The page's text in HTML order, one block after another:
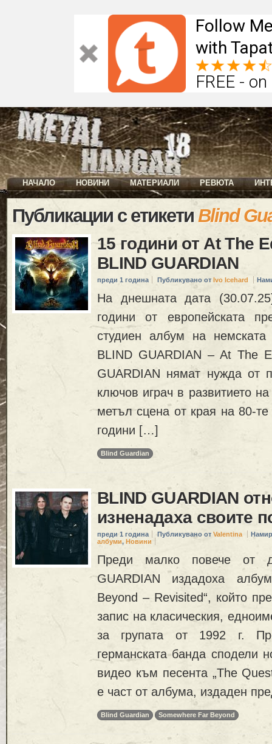
Follow
with
FREE -
НАЧАЛО НОВИНИ МАТЕРИАЛИ РЕВЮТА
Публикации с етикетиBlind
15 години от At The
BLIND GUARDIAN
преди 1 година Публикувано от Ivo Icehard
На днешната дата
години от европейската
студиен албум на
BLIND GUARDIAN – At The
GUARDIAN нямат нужда от
ключов играч в развитието
метъл сцена от края на 80-
години […]
Blind Guardian
BLIND GUARDIAN
изненадаха своите
преди 1 година Публикувано от Valentina
албуми, Новини
Преди малко повече от
GUARDIAN издадоха
Beyond – Revisited“, който
запис на класическия,
за групата от 1992 г.
германската банда сподели
видео към песента „The
е част от албума, издаден
Blind Guardian Somewhere Far Beyond